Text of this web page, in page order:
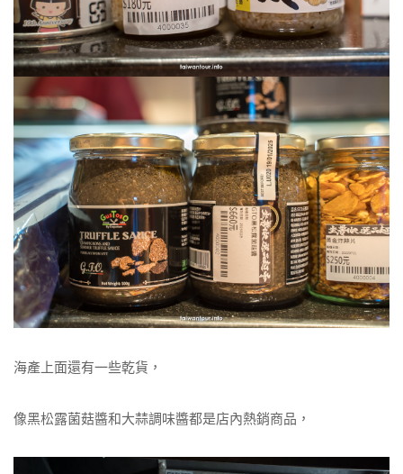
海產上面還有一些乾貨，
像黑松露菌菇醬和大蒜調味醬都是店內熱銷商品，